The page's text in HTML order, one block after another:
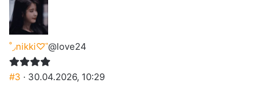
˚◞nikki♡ ⃗@love24
#3 · 30.04.2026, 10:29